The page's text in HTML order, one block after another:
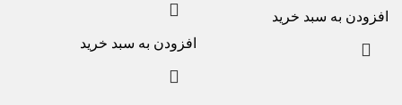
افزودن به سبد خرید
افزودن به سبد خرید